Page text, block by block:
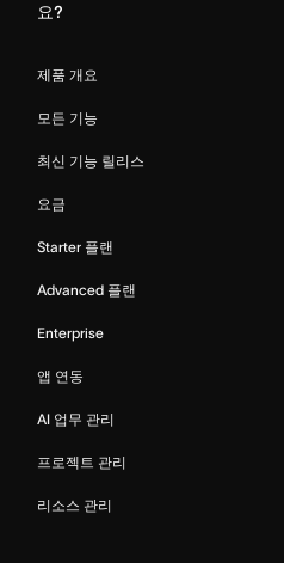
요?
제품 개요
모든 기능
최신 기능 릴리스
요금
Starter 플랜
Advanced 플랜
Enterprise
앱 연동
AI 업무 관리
프로젝트 관리
리소스 관리